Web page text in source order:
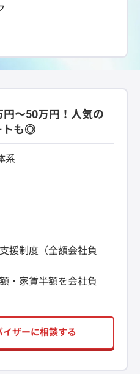
〜50万円！人気の
トも◎
系
援制度（全額会社負
・家賃半額を会社負
ザーに相談する